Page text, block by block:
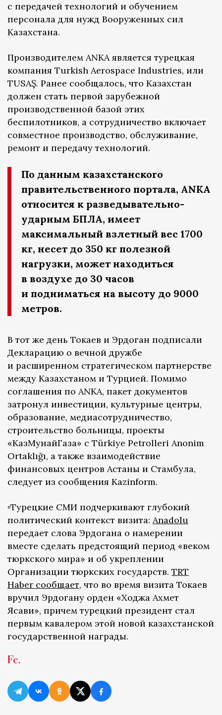
с передачей технологий и обучением
персонала для нужд Вооруженных сил
Казахстана.
Производителем ANKA является турецкая
компания Turkish Aerospace Industries, или
TUSAŞ. Ранее сообщалось, что Казахстан
должен стать первой зарубежной
производственной базой этих
беспилотников, а сотрудничество включает
совместное производство, обслуживание,
ремонт и передачу технологий.
По данным казахстанского
правительственного портала, ANKA
относится к разведывательно-
ударным БПЛА, имеет
максимальный взлетный вес 1700
кг, несет до 350 кг полезной
нагрузки, может находиться
в воздухе до 30 часов
и подниматься на высоту до 9000
метров.
В тот же день Токаев и Эрдоган подписали
Декларацию о вечной дружбе
и расширенном стратегическом партнерстве
между Казахстаном и Турцией. Помимо
соглашения по ANKA, пакет документов
затронул инвестиции, культурные центры,
образование, медиасотрудничество,
строительство больницы, проекты
«КазМунайГаза» с Türkiye Petrolleri Anonim
Ortaklığı, а также взаимодействие
финансовых центров Астаны и Стамбула,
следует из сообщения Kazinform.
▫️Турецкие СМИ подчеркивают глубокий
политический контекст визита: Anadolu
передает слова Эрдогана о намерении
вместе сделать предстоящий период «веком
тюркского мира» и об укреплении
Организации тюркских государств. TRT
Haber сообщает, что во время визита Токаев
вручил Эрдогану орден «Ходжа Ахмет
Ясави», причем турецкий президент стал
первым кавалером этой новой казахстанской
государственной награды.